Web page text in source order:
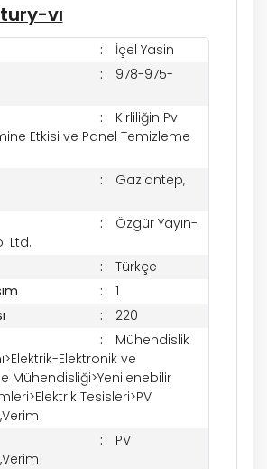
vı
İçel Yasin
978-975-
Kirliliğin Pv
Etkisi ve Panel Temizleme
Gaziantep,
Özgür Yayın-
Ltd.
Türkçe
1
220
Mühendislik
Elektronik ve
Mühendisliği>Yenilenebilir
Tesisleri>PV
PV